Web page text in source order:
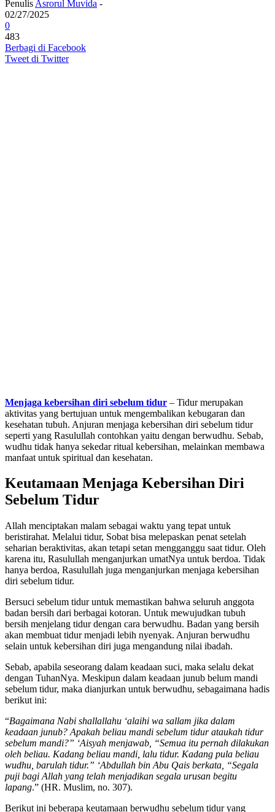
Penulis Asrorul Muvida -
02/27/2025
0
483
Berbagi di Facebook
Tweet di Twitter
Menjaga kebersihan diri sebelum tidur – Tidur merupakan
aktivitas yang bertujuan untuk mengembalikan kebugaran dan
kesehatan tubuh. Anjuran menjaga kebersihan diri sebelum tidur
seperti yang Rasulullah contohkan yaitu dengan berwudhu. Sebab,
wudhu tidak hanya sekedar ritual kebersihan, melainkan membawa
manfaat untuk spiritual dan kesehatan.
Keutamaan Menjaga Kebersihan Diri
Sebelum Tidur
Allah menciptakan malam sebagai waktu yang tepat untuk
beristirahat. Melalui tidur, Sobat bisa melepaskan penat setelah
seharian beraktivitas, akan tetapi setan mengganggu saat tidur. Oleh
karena itu, Rasulullah menganjurkan umatNya untuk berdoa. Tidak
hanya berdoa, Rasulullah juga menganjurkan menjaga kebersihan
diri sebelum tidur.
Bersuci sebelum tidur untuk memastikan bahwa seluruh anggota
badan bersih dari berbagai kotoran. Untuk mewujudkan tubuh
bersih menjelang tidur dengan cara berwudhu. Badan yang bersih
akan membuat tidur menjadi lebih nyenyak. Anjuran berwudhu
selain untuk kebersihan diri juga mengandung nilai ibadah.
Sebab, apabila seseorang dalam keadaan suci, maka selalu dekat
dengan TuhanNya. Meskipun dalam keadaan junub belum mandi
sebelum tidur, maka dianjurkan untuk berwudhu, sebagaimana hadis
berikut ini:
“Bagaimana Nabi shallallahu ‘alaihi wa sallam jika dalam
keadaan junub? Apakah beliau mandi sebelum tidur ataukah tidur
sebelum mandi?” ‘Aisyah menjawab, “Semua itu pernah dilakukan
oleh beliau. Kadang beliau mandi, lalu tidur. Kadang pula beliau
wudhu, barulah tidur.” ‘Abdullah bin Abu Qais berkata, “Segala
puji bagi Allah yang telah menjadikan segala urusan begitu
lapang.” (HR. Muslim, no. 307).
Berikut ini beberapa keutamaan berwudhu sebelum tidur yang